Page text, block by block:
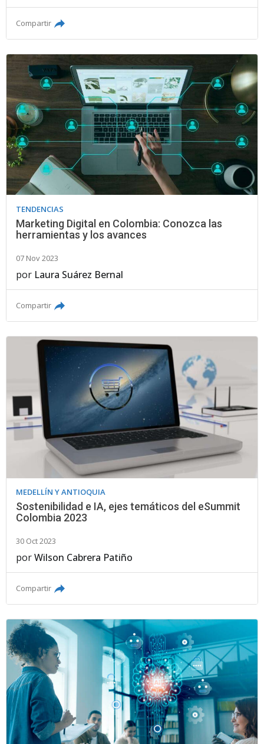
Compartir
TENDENCIAS
Marketing Digital en Colombia: Conozca las
herramientas y los avances
07 Nov 2023
por Laura Suárez Bernal
Compartir
MEDELLÍN Y ANTIOQUIA
Sostenibilidad e IA, ejes temáticos del eSummit
Colombia 2023
30 Oct 2023
porWilson Cabrera Patiño
Compartir